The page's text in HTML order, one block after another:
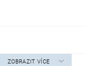
ZOBRAZIT VÍCE